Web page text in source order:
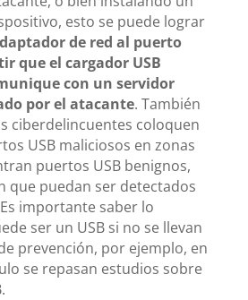
esto se puede lograr
de red al puerto
que el cargador USB
con un servidor
por el atacante. También
ciberdelincuentes coloquen
USB maliciosos en zonas
puertos USB benignos,
que puedan ser detectados
importante saber lo
ser un USB si no se llevan
prevención, por ejemplo, en
se repasan estudios sobre